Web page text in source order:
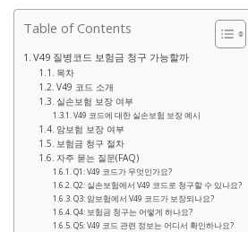
Table of Contents
V49 질병코드 보험금 청구 가능할까
목차
V49 코드 소개
실손보험 보장 여부
V49 코드에 대한 실손보험 보장 예시
암보험 보장 여부
보험금 청구 절차
자주 묻는 질문(FAQ)
Q1: V49 코드가 무엇인가요?
Q2: 실손보험에서 V49 코드로 청구할 수 있나요?
Q3: 암보험에서 V49 코드가 보장되나요?
Q4: 보험금 청구는 어떻게 하나요?
Q5: V49 코드 관련 정보는 어디서 확인하나요?